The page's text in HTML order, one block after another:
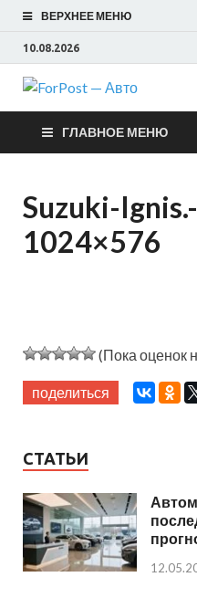
ВЕРХНЕЕ МЕНЮ
10.08.2026
ГЛАВНОЕ МЕНЮ
Suzuki-
1024×576
(Пока оценок
поделиться
СТАТЬИ